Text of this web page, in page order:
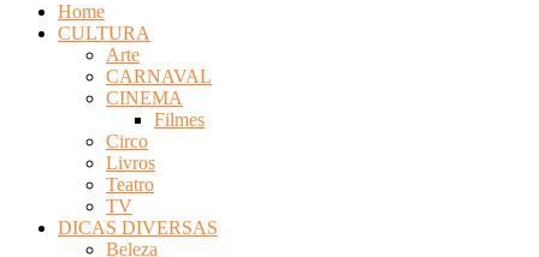
Home
CULTURA
Arte
CARNAVAL
CINEMA
Filmes
Circo
Livros
Teatro
TV
DICAS DIVERSAS
Beleza